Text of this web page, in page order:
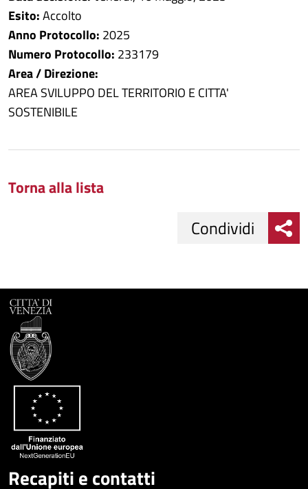
Esito:Accolto
Anno Protocollo: 2025
Numero Protocollo: 233179
Area / Direzione:
AREA SVILUPPO DEL TERRITORIO E CITTA'
SOSTENIBILE
Torna alla lista
su
Condividi
Condividi
Recapiti e contatti